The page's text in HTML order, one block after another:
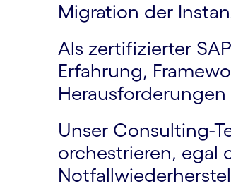
Migration der
Als zertifizierter
Erfahrung,
Unser Consulting-
orchestrieren, egal